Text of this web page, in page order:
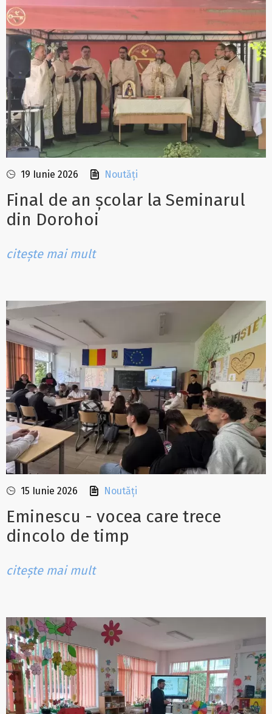
19 Iunie 2026 Noutăți
Final de an școlar la Seminarul
din Dorohoi
citește mai mult
15 Iunie 2026 Noutăți
Eminescu - vocea care trece
dincolo de timp
citește mai mult